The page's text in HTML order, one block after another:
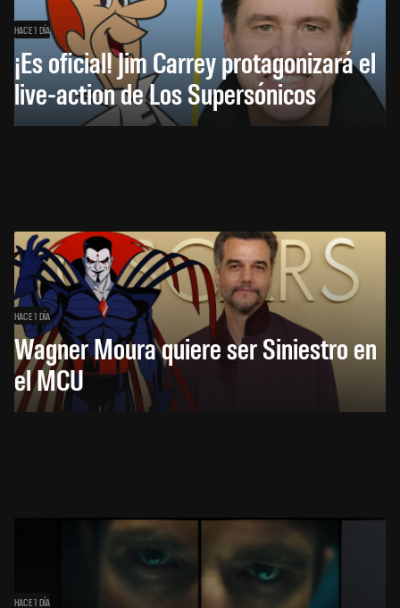
HACE 1 DÍA
¡Es oficial! Jim Carrey protagonizará el
live-action de Los Supersónicos
HACE 1 DÍA
Wagner Moura quiere ser Siniestro en
el MCU
HACE 1 DÍA